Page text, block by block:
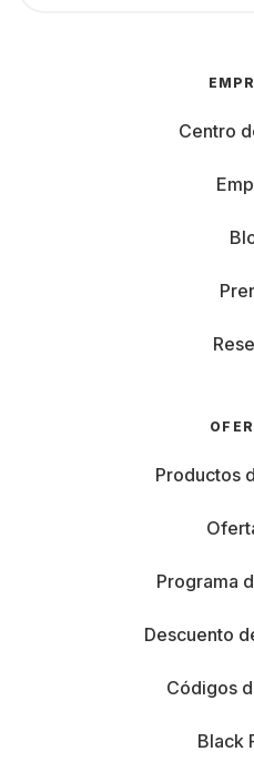
Centro
Productos
Programa
Descuento
Códigos
Black